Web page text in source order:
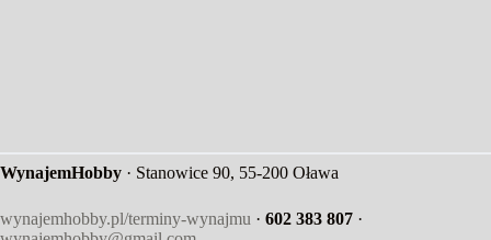
WynajemHobby · Stanowice 90, 55-200 Oława
wynajemhobby.pl/terminy-wynajmu · 602 383 807 ·